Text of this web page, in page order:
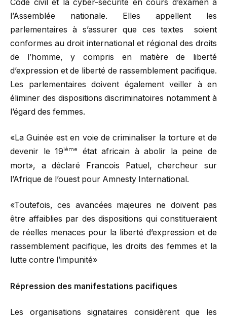
Code civil et la cyber-sécurité en cours d’examen à
l’Assemblée nationale. Elles appellent les
parlementaires à s’assurer que ces textes soient
conformes au droit international et régional des droits
de l’homme, y compris en matière de liberté
d’expression et de liberté de rassemblement pacifique.
Les parlementaires doivent également veiller à en
éliminer des dispositions discriminatoires notamment à
l’égard des femmes.
«La Guinée est en voie de criminaliser la torture et de
devenir le 19ième
état africain à abolir la peine de
mort», a déclaré Francois Patuel, chercheur sur
l’Afrique de l’ouest pour Amnesty International.
«Toutefois, ces avancées majeures ne doivent pas
être affaiblies par des dispositions qui constitueraient
de réelles menaces pour la liberté d’expression et de
rassemblement pacifique, les droits des femmes et la
lutte contre l’impunité»
Répression des manifestations pacifiques
Les organisations signataires considèrent que les